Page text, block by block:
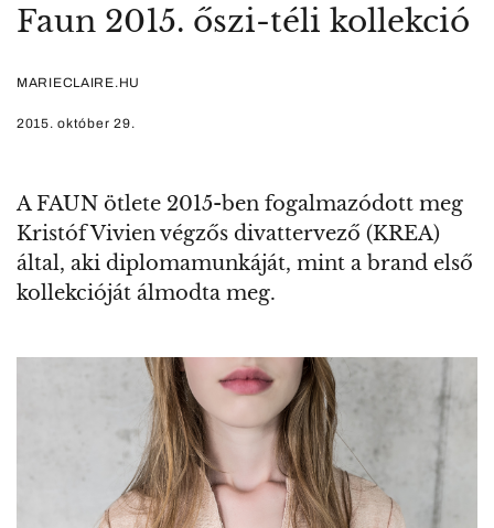
Faun 2015. őszi-téli kollekció
MARIECLAIRE.HU
2015. október 29.
A FAUN ötlete 2015-ben fogalmazódott meg
Kristóf Vivien végzős divattervező (KREA)
által, aki diplomamunkáját, mint a brand első
kollekcióját álmodta meg.